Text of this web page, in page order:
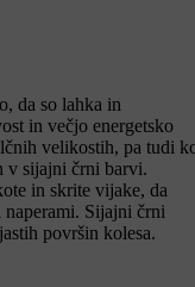
da so lahka in
in večjo energetsko
velikostih, pa tudi
v sijajni črni barvi.
in skrite vijake, da
Sijajni črni
površin kolesa.